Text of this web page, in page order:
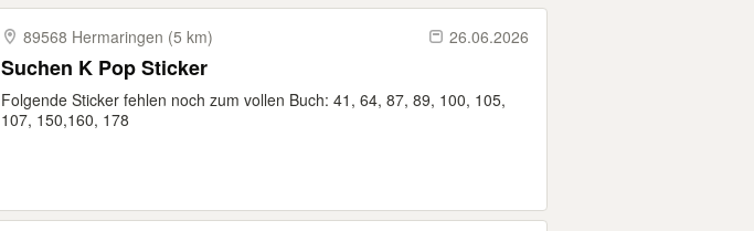
89568 Hermaringen (5 km) 26.06.2026
Suchen K Pop Sticker
Folgende Sticker fehlen noch zum vollen Buch: 41, 64, 87, 89, 100, 105,
107, 150,160, 178